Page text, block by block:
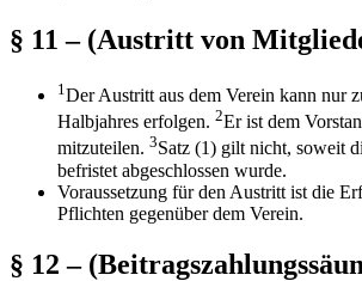
§ 11 – (Austritt von
1 Der Austritt aus dem Verein kann nur
Halbjahres erfolgen. 2Er ist dem
mitzuteilen. 3Satz (1) gilt nicht, soweit
befristet abgeschlossen wurde.
Voraussetzung für den Austritt ist die
Pflichten gegenüber dem Verein.
§ 12 –